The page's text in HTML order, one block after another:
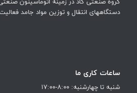
گروه صنعتی کاد در زمینه اتوماسینون
دستگاههای انتقال و توزین مواد جامد فعالیت
ساعات کاری ما
شنبه تا چهارشنبه: 8:00-17:00